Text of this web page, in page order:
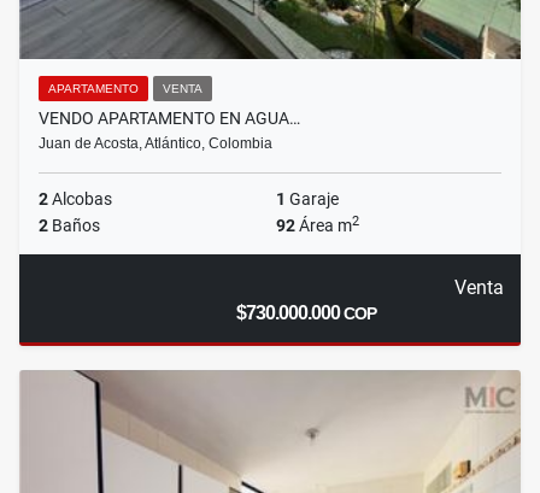
APARTAMENTO VENTA
VENDO APARTAMENTO EN AGUA…
Juan de Acosta, Atlántico, Colombia
2Alcobas 1 Garaje
2 Baños 92Área m2
Venta
$730.000.000COP